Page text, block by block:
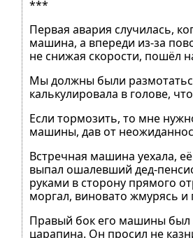
***
Первая авария случилась,
машина, а впереди из-за
не снижая скорости, пошёл
Мы должны были
калькулировала в голове,
Если тормозить, то мне
машины, дав от
Встречная машина уехала,
выпал ошалевший дед-
руками в сторону прямого
моргал, виновато жмурясь и
Правый бок его машины был
царапина. Он просил не